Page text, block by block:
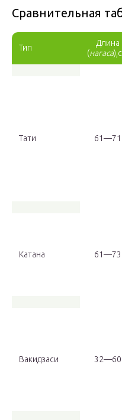
Сравнительная
Тип
Длина
(нагаса
Тати 61—71
Катана 61—73
Вакидзаси 32—60